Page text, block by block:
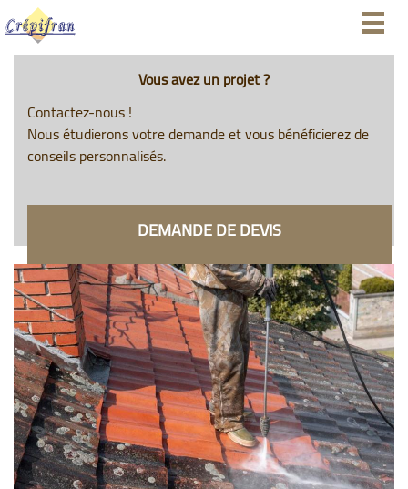
Vous avez un projet ?
Contactez-nous !
Nous étudierons votre demande et vous bénéficierez de
conseils personnalisés.
DEMANDE DE DEVIS